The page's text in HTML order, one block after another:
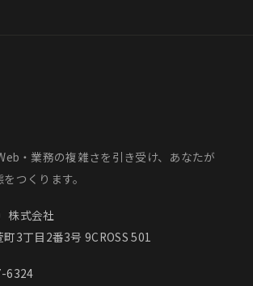
・業務の複雑さを引き受け、あなたが
つくります。
株式会社
3丁目2番3号 9CROSS 501
6324